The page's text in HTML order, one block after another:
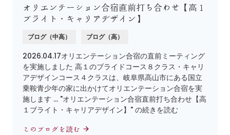
オリエンテーション合宿直前打ち合わせ【高１
ブライト・キャリアデザイン】
ブログ（中高） ブログ（高）
2026.04.17オリエンテーション合宿の直前ミーティング
を実施しました 高１のブライドコース８クラス・キャリ
アデザインコース４クラスは、岐阜県高山市にある国立
乗鞍青少年の家に出かけてオリエンテーション合宿を実
施します … "オリエンテーション合宿直前打ち合わせ【高
１ブライト・キャリアデザイン】" の続きを読む
このブログを読む